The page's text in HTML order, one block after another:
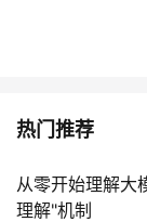
热门推荐
从零开始理解
理解"机制